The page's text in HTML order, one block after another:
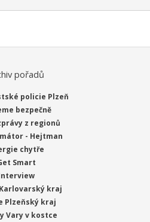
pořadů
policie Plzeň
bezpečně
z regionů
- Hejtman
chytře
Smart
kraj
Plzeňský kraj
Vary v kostce